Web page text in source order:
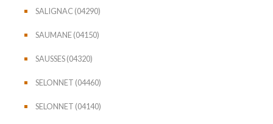
SALIGNAC (04290)
SAUMANE (04150)
SAUSSES (04320)
SELONNET (04460)
SELONNET (04140)